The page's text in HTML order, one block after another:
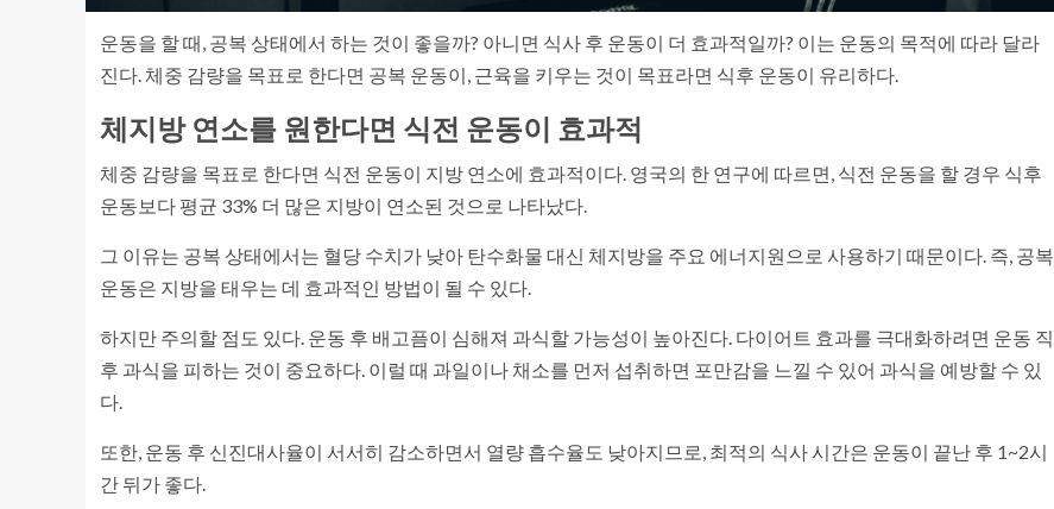
운동을 할 때, 공복 상태에서 하는 것이 좋을까? 아니면 식사 후 운동이 더 효과적일까? 이는 운동의 목적에 따라 달라
진다. 체중 감량을 목표로 한다면 공복 운동이, 근육을 키우는 것이 목표라면 식후 운동이 유리하다.
체지방 연소를 원한다면 식전 운동이 효과적
체중 감량을 목표로 한다면 식전 운동이 지방 연소에 효과적이다. 영국의 한 연구에 따르면, 식전 운동을 할 경우 식후
운동보다 평균 33% 더 많은 지방이 연소된 것으로 나타났다.
그 이유는 공복 상태에서는 혈당 수치가 낮아 탄수화물 대신 체지방을 주요 에너지원으로 사용하기 때문이다. 즉, 공복
운동은 지방을 태우는 데 효과적인 방법이 될 수 있다.
하지만 주의할 점도 있다. 운동 후 배고픔이 심해져 과식할 가능성이 높아진다. 다이어트 효과를 극대화하려면 운동 직
후 과식을 피하는 것이 중요하다. 이럴 때 과일이나 채소를 먼저 섭취하면 포만감을 느낄 수 있어 과식을 예방할 수 있
다.
또한, 운동 후 신진대사율이 서서히 감소하면서 열량 흡수율도 낮아지므로, 최적의 식사 시간은 운동이 끝난 후 1~2시
간 뒤가 좋다.